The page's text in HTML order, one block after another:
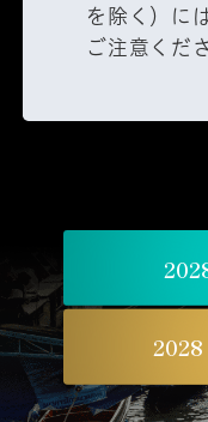
を除く）に
ご注意くだ